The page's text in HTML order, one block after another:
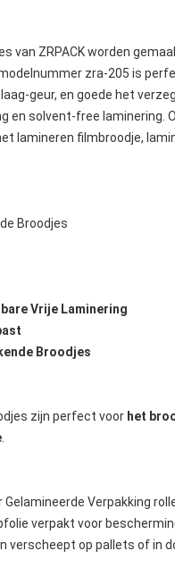
van ZRPACK worden
zra-205 is
geur, en goede het
en solvent-free laminering.
lamineren filmbroodje,
Broodjes
Vrije Laminering
Broodjes
zijn perfect voor het
.
Verpakking
verpakt voor
verscheept op pallets of